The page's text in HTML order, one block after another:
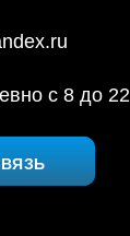
c 8 до 22